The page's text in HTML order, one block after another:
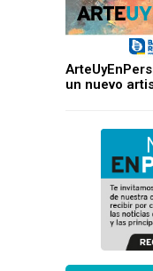
un nuevo